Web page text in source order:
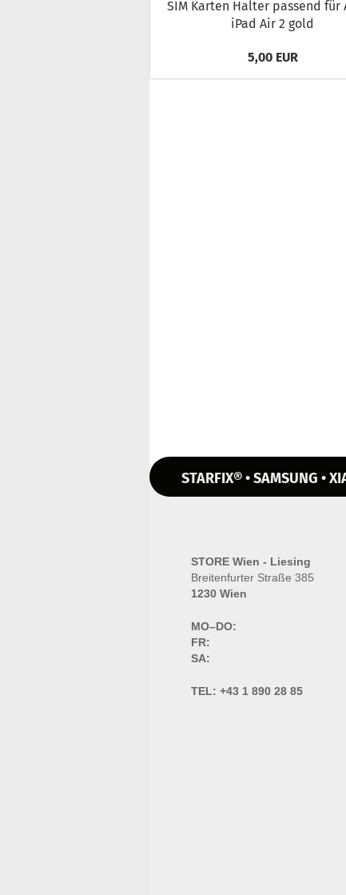
SIM Kar­ten Hal­ter pas­send für
iPad Air 2 gold
5,00 EUR
STARFIX® • SAMSUNG •
STORE Wien - Liesing
Breitenfurter Straße 385
1230 Wien
MO–DO:
FR:
SA:
TEL: +43 1 890 28 85